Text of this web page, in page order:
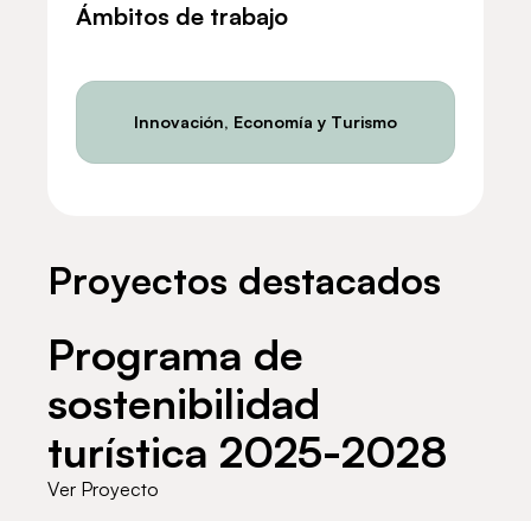
Ámbitos de trabajo
Innovación, Economía y Turismo
Proyectos destacados
Programa de
sostenibilidad
turística 2025-2028
Ver Proyecto